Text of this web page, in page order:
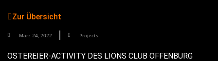
Zur Übersicht
März 24, 2022 Projects
OSTEREIER-ACTIVITY DES LIONS CLUB OFFENBURG